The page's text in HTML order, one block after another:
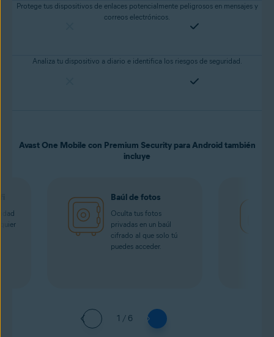
Protege tus dispositivos de enlaces potencialmente peligrosos en mensajes y
correos electrónicos.
Analiza tu dispositivo a diario e identifica los riesgos de seguridad.
Avast One Mobile con Premium Security para Android también
incluye
Baúl de fotos
Oculta tus fotos
privadas en un baúl
cifrado al que solo tú
puedes acceder.
1 / 6